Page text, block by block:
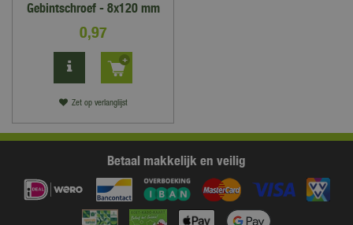
Gebintschroef - 8x120 mm
0,97
Zet op verlanglijst
Betaal makkelijk en veilig